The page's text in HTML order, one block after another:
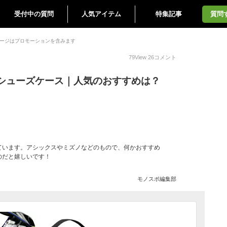
受付中の質問 人気アイテム 特集記事 質問
ジはプロモーションを含みます
79View 26コメント
ューズケース｜人気のおすすめは？
ます。アシックスやミズノなどのもので、何かおすすめ
と嬉しいです！
モノスポ編集部